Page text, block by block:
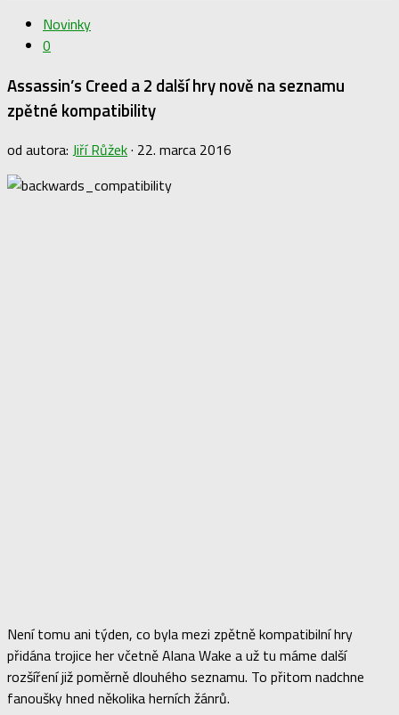
Novinky
0
Assassin’s Creed a 2 další hry nově na seznamu
zpětné kompatibility
od autora: Jiří Růžek· 22. marca 2016
Není tomu ani týden, co byla mezi zpětně kompatibilní hry
přidána trojice her včetně Alana Wake a už tu máme další
rozšíření již poměrně dlouhého seznamu. To přitom nadchne
fanoušky hned několika herních žánrů.